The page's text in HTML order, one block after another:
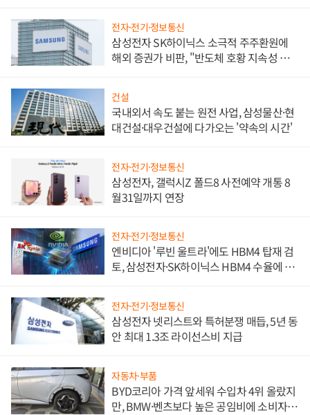
전자·전기·정보통신
삼성전자 SK하이닉스 소극적 주주환원에
해외 증권가 비판, "반도체 호황 지속성 의
건설
국내외서 속도 붙는 원전 사업, 삼성물산·현
대건설·대우건설에 다가오는 '약속의 시간'
전자·전기·정보통신
삼성전자, 갤럭시Z 폴드8 사전예약 개통 8
월31일까지 연장
전자·전기·정보통신
엔비디아 '루빈 울트라'에도 HBM4 탑재 검
토, 삼성전자·SK하이닉스 HBM4 수율에 주
전자·전기·정보통신
삼성전자 넷리스트와 특허분쟁 매듭, 5년 동
안 최대 1.3조 라이선스비 지급
자동차·부품
BYD코리아 가격 앞세워 수입차 4위 올랐지
만, BMW·벤츠보다 높은 공임비에 소비자